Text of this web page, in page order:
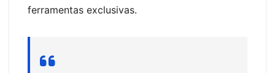
ferramentas exclusivas.